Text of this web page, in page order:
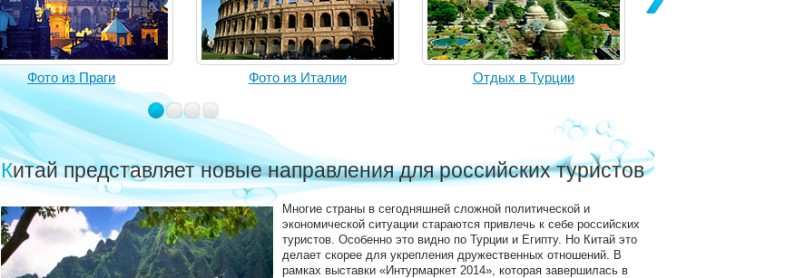
Фото из Праги Фото из Италии Отдых в Турции
Китай представляет новые направления для российских туристов
Многие страны в сегодняшней сложной политической и
экономической ситуации стараются привлечь к себе российских
туристов. Особенно это видно по Турции и Египту. Но Китай это
делает скорее для укрепления дружественных отношений. В
рамках выставки «Интурмаркет 2014», которая завершилась в